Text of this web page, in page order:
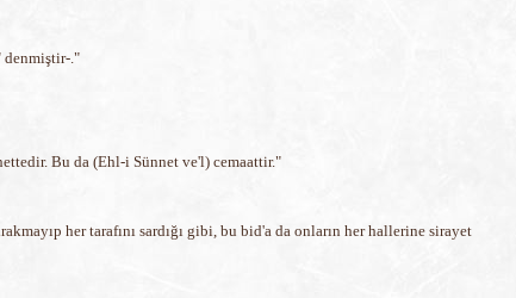
denmiştir-."
Bu da (Ehl-i Sünnet ve'l) cemaattir."
her tarafını sardığı gibi, bu bid'a da onların her hallerine sirayet